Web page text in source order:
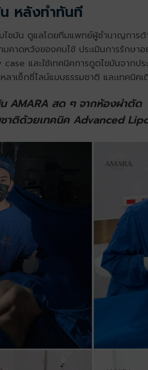
หลังทำทันที
ไขมัน ดูแลโดยทีมแพทย์ผู้ชำนาญการด้
าดหวังของคนไข้ ประเมินการรักษ
และใช้เทคนิคการดูดไขมันจากป
ลาเซ็กซี่ไลน์แบบธรรมชาติ และเทคนิค
AMARA สด ๆ จากห้องผ่าตัด
าติด้วยเทคนิค Advanced